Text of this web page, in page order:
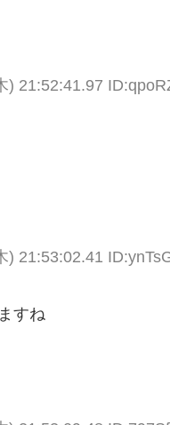
) 21:52:41.97
) 21:53:02.41
すね